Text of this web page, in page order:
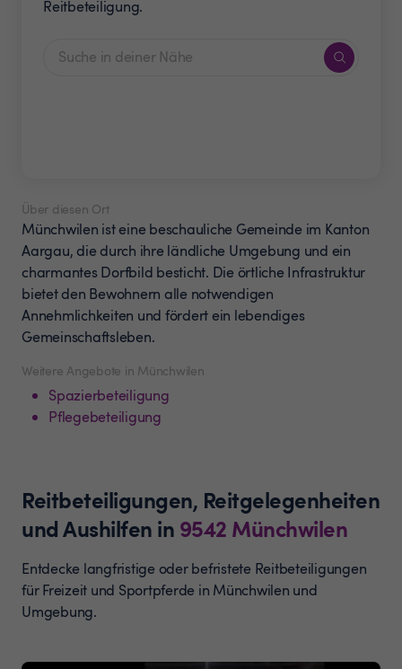
Reitbeteiligung.
Weitere Angebote in Münchwilen
Spazierbeteiligung
Pflegebeteiligung
Über diesen Ort
Münchwilen ist eine beschauliche Gemeinde im Kanton
Aargau, die durch ihre ländliche Umgebung und ein
charmantes Dorfbild besticht. Die örtliche Infrastruktur
bietet den Bewohnern alle notwendigen
Annehmlichkeiten und fördert ein lebendiges
Gemeinschaftsleben.
Reitbeteiligungen, Reitgelegenheiten
und Aushilfen in 9542 Münchwilen
Entdecke langfristige oder befristete Reitbeteiligungen
für Freizeit und Sportpferde in Münchwilen und
Umgebung.